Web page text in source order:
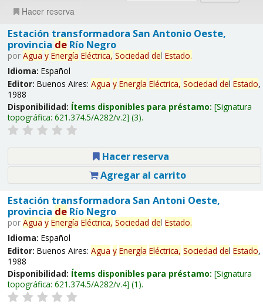
Hacer reserva
Estación transformadora San Antonio Oeste,
provincia deRío Negro
por Agua y Energía Eléctrica, Sociedad del Estado.
Idioma: Español
Editor: Buenos Aires: Agua y Energía Eléctrica, Sociedad del Estado,
1988
Disponibilidad: Ítems disponibles para préstamo: Signatura
topográfica: 621.374.5/A282/v.2 (3).
Hacer reserva
Agregar al carrito
Estación transformadora San Antoni Oeste,
provincia deRío Negro
por Agua y Energía Eléctrica, Sociedad del Estado.
Idioma: Español
Editor: Buenos Aires: Agua y Energía Eléctrica, Sociedad del Estado,
1988
Disponibilidad: Ítems disponibles para préstamo: Signatura
topográfica: 621.374.5/A282/v.4 (1).